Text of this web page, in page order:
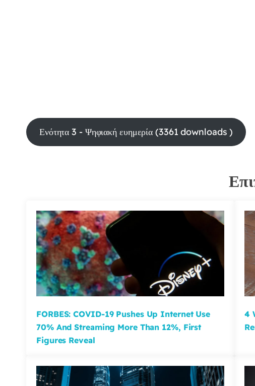
Ενότητα 3 - Ψηφιακή ευημερία (3361 downloads )
FORBES: COVID-19 Pushes Up Internet Use
70% And Streaming More Than 12%, First
Figures Reveal
4